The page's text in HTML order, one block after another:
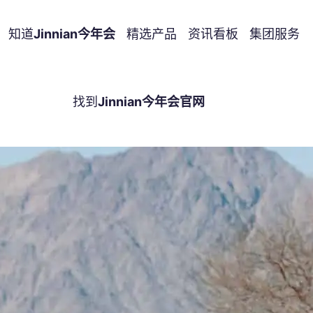
知道Jinnian今年会 精选产品 资讯看板 集团服务
找到Jinnian今年会官网